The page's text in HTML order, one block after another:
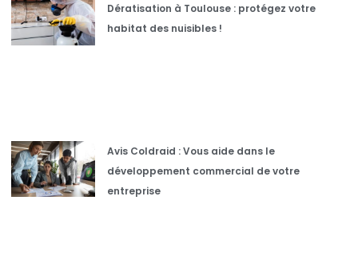
Dératisation à Toulouse : protégez votre
habitat des nuisibles !
Avis Coldraid : Vous aide dans le
développement commercial de votre
entreprise